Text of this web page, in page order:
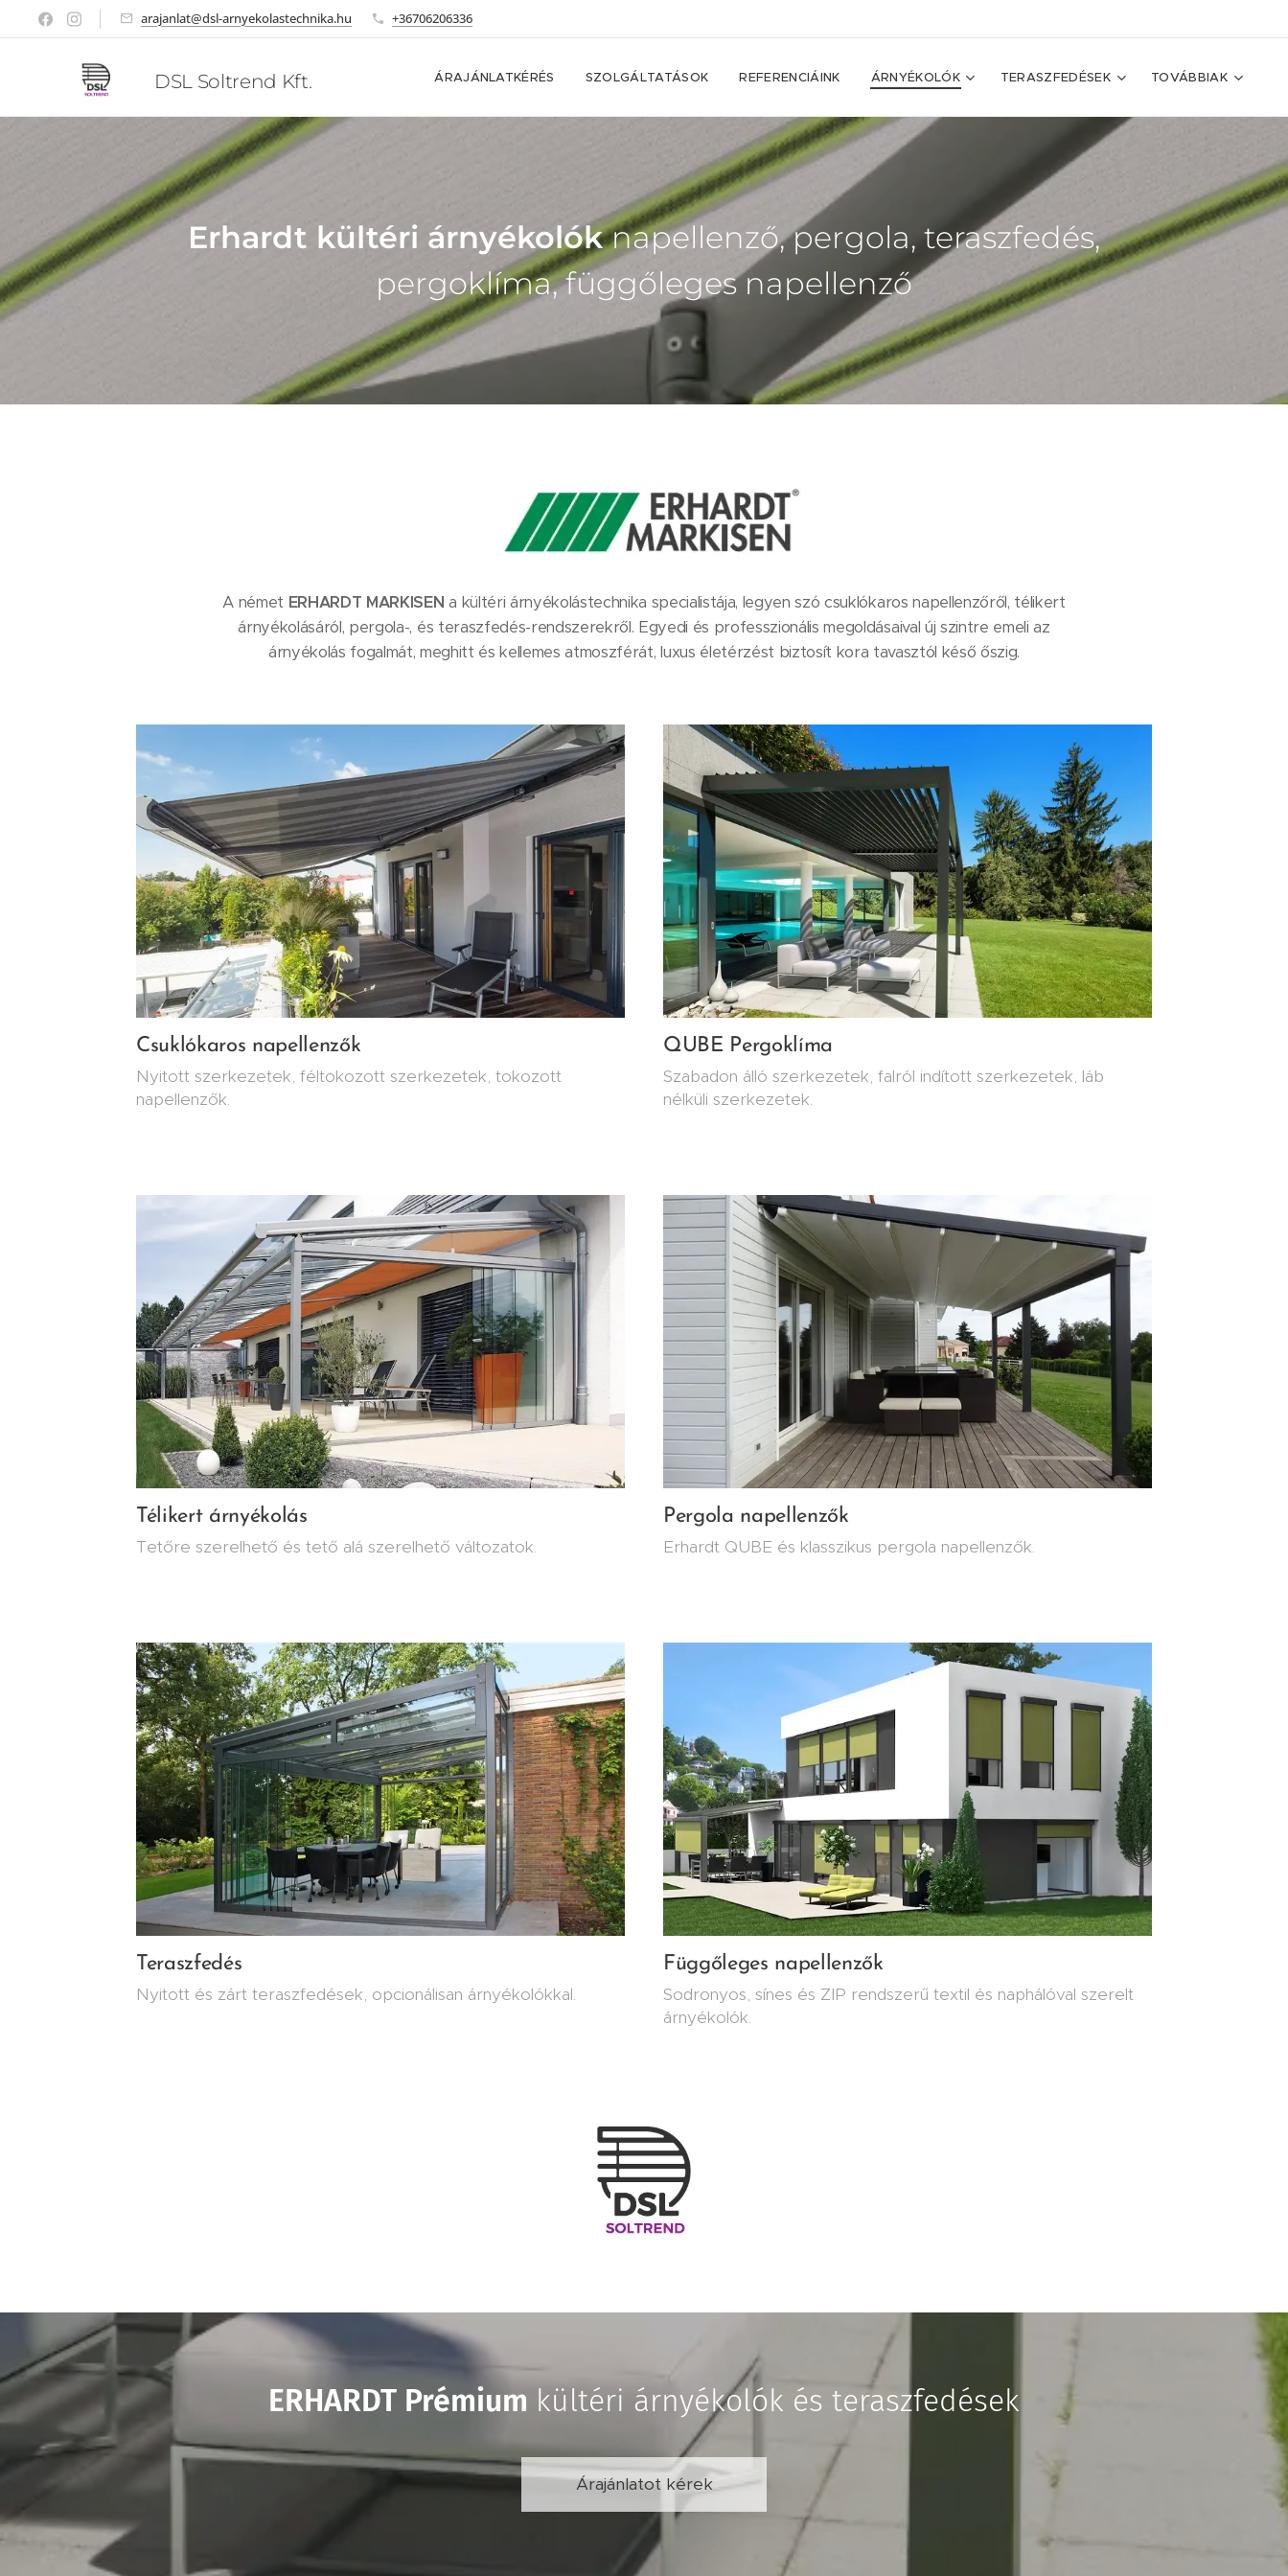
arajanlat@dsl-arnyekolastechnika.hu +36706206336
DSL Soltrend Kft. ÁRAJÁNLATKÉRÉS SZOLGÁLTATÁSOK REFERENCIÁINK ÁRNYÉKOLÓK TERASZFEDÉSEK TOVÁBBIAK
Erhardt kültéri árnyékolóknapellenző, pergola, teraszfedés,
pergoklíma, függőleges napellenző
A német ERHARDT MARKISEN a kültéri árnyékolástechnika specialistája, legyen szó csuklókaros napellenzőről, télikert
árnyékolásáról, pergola-, és teraszfedés-rendszerekről. Egyedi és professzionális megoldásaival új szintre emeli az
árnyékolás fogalmát, meghitt és kellemes atmoszférát, luxus életérzést biztosít kora tavasztól késő őszig.
Csuklókaros napellenzők
Nyitott szerkezetek, féltokozott szerkezetek, tokozott
napellenzők.
QUBE Pergoklíma
Szabadon álló szerkezetek, falról indított szerkezetek, láb
nélküli szerkezetek.
Télikert árnyékolás
Tetőre szerelhető és tető alá szerelhető változatok.
Pergola napellenzők
Erhardt QUBE és klasszikus pergola napellenzők.
Teraszfedés
Nyitott és zárt teraszfedések, opcionálisan árnyékolókkal.
Függőleges napellenzők
Sodronyos, sínes és ZIP rendszerű textil és naphálóval szerelt
árnyékolók.
ERHARDT Prémium kültéri árnyékolók és teraszfedések
Árajánlatot kérek